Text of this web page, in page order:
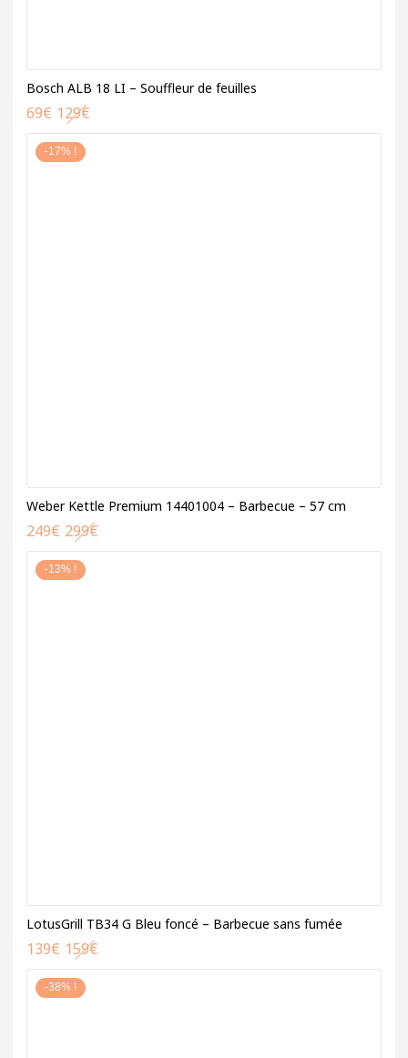
Bosch ALB 18 LI – Souffleur de feuilles
129€
69€
-17% !
Weber Kettle Premium 14401004 – Barbecue – 57 cm
299€
249€
-13% !
LotusGrill TB34 G Bleu foncé – Barbecue sans fumée
159€
139€
-38% !